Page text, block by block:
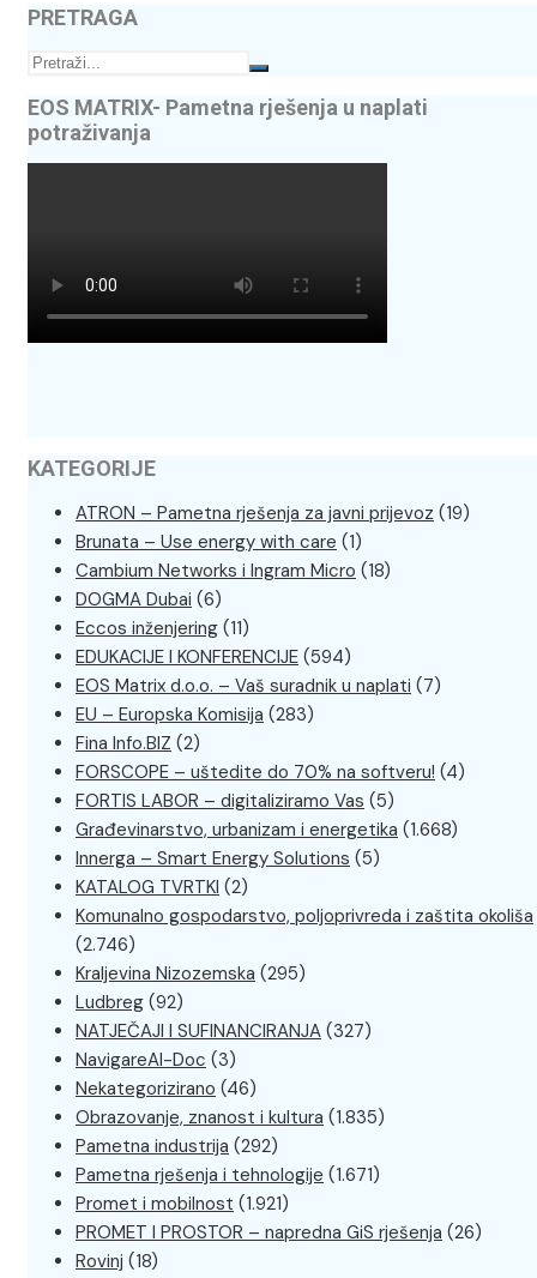
PRETRAGA
EOS MATRIX- Pametna rješenja u naplati
potraživanja
KATEGORIJE
ATRON – Pametna rješenja za javni prijevoz (19)
Brunata – Use energy with care (1)
Cambium Networks i Ingram Micro (18)
DOGMA Dubai (6)
Eccos inženjering (11)
EDUKACIJE I KONFERENCIJE (594)
EOS Matrix d.o.o. – Vaš suradnik u naplati (7)
EU – Europska Komisija (283)
Fina Info.BIZ (2)
FORSCOPE – uštedite do 70% na softveru! (4)
FORTIS LABOR – digitaliziramo Vas (5)
Građevinarstvo, urbanizam i energetika (1.668)
Innerga – Smart Energy Solutions (5)
KATALOG TVRTKI (2)
Komunalno gospodarstvo, poljoprivreda i zaštita okoliša
(2.746)
Kraljevina Nizozemska (295)
Ludbreg (92)
NATJEČAJI I SUFINANCIRANJA (327)
NavigareAI-Doc (3)
Nekategorizirano (46)
Obrazovanje, znanost i kultura (1.835)
Pametna industrija (292)
Pametna rješenja i tehnologije (1.671)
Promet i mobilnost (1.921)
PROMET I PROSTOR – napredna GiS rješenja (26)
Rovinj (18)